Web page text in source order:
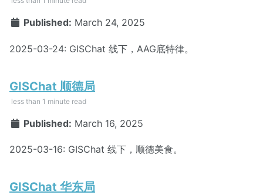
Published: March 24, 2025
2025-03-24: GISChat 线下，AAG底特律。
GISChat 顺德局
less than 1 minute read
Published: March 16, 2025
2025-03-16: GISChat 线下，顺德美食。
GISChat 华东局